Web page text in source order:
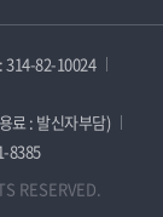
314-82-10024
료 : 발신자부담)
8385
RESERVED.